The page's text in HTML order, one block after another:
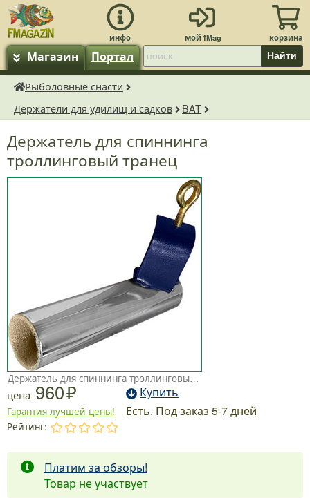
Магазин Портал Найти
fMagazin.ru
Рыболовные снасти
Держатели для удилищ и садков
BAT
Держатель для спиннинга
троллинговый транец
Держатель для спиннинга троллинговый транец
цена 960
Гарантия лучшей цены!
Купить
Есть. Под заказ 5-7 дней
Рейтинг:
Платим за обзоры!
Товар не участвует